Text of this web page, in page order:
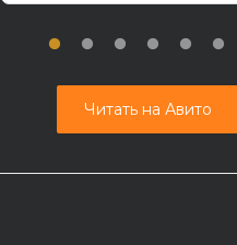
Читать на Авито